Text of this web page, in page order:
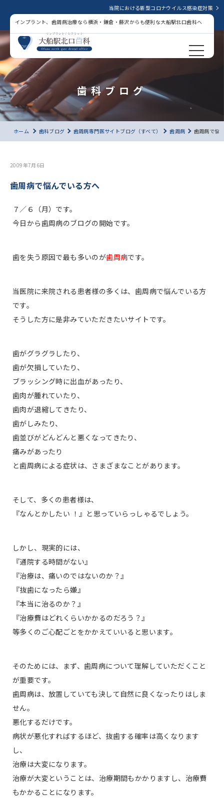
当院における新型コロナウイルス感染症対策
インプラント、歯周病治療なら横浜・鎌倉・藤沢からも便利な大船駅北口歯科へ
歯科ブログ
ホーム 歯科ブログ 歯周病専門医サイトブログ（すべて） 歯周病 歯周病で悩
2009年7月6日
歯周病で悩んでいる方へ
７／６（月）です。
今日から歯周病のブログの開始です。
歯を失う原因で最も多いのが歯周病です。
当医院に来院される患者様の多くは、歯周病で悩んでいる方
です。
そうした方に是非みていただきたいサイトです。
歯がグラグラしたり、
歯が欠損していたり、
ブラッシング時に出血があったり、
歯肉が腫れていたり、
歯肉が退縮してきたり、
歯がしみたり、
歯並びがどんどんと悪くなってきたり、
痛みがあったり
と歯周病による症状は、さまざまなことがあります。
そして、多くの患者様は、
『なんとかしたい ！』と思っていらっしゃるでしょう。
しかし、現実的には、
『通院する時間がない』
『治療は、痛いのではないのか？』
『抜歯になったら嫌』
『本当に治るのか？』
『治療費はどれくらいかかるのだろう？』
等多くのご心配ごとをかかえていいると思います。
そのためには、まず、歯周病について理解していただくこと
が重要です。
歯周病は、放置していても決して自然に良くなったりはしま
せん。
悪化するだけです。
病状が悪化すればするほど、抜歯する確率は高くなります
し、
治療は大変になります。
治療が大変ということは、治療期間もかかりますし、治療費
もかかることになります。